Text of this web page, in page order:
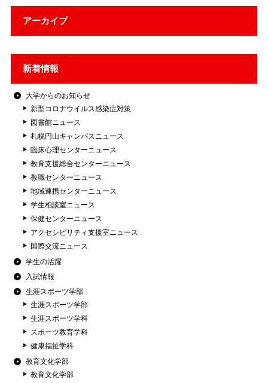
アーカイブ
新着情報
大学からのお知らせ
新型コロナウイルス感染症対策
図書館ニュース
札幌円山キャンパスニュース
臨床心理センターニュース
教育支援総合センターニュース
教職センターニュース
地域連携センターニュース
学生相談室ニュース
保健センターニュース
アクセシビリティ支援室ニュース
国際交流ニュース
学生の活躍
入試情報
生涯スポーツ学部
生涯スポーツ学部
生涯スポーツ学科
スポーツ教育学科
健康福祉学科
教育文化学部
教育文化学部